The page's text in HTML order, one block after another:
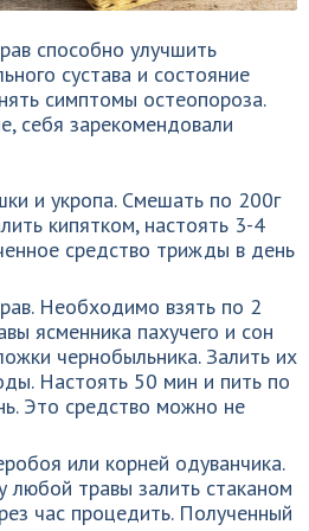
способно улучшить
сустава и состояние
симптомы остеопороза.
себя зарекомендовали
и укропа. Смешать по 200г
кипятком, настоять 3-4
средство трижды в день
Необходимо взять по 2
ясменника пахучего и сон
чернобыльника. Залить их
Настоять 50 мин и пить по
Это средство можно не
или корней одуванчика.
любой травы залить стаканом
час процедить. Полученный